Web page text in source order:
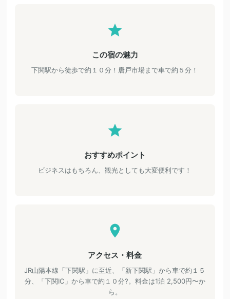
この宿の魅力
下関駅から徒歩で約１０分！唐戸市場まで車で約５分！
おすすめポイント
ビジネスはもちろん、観光としても大変便利です！
アクセス・料金
JR山陽本線「下関駅」に至近、「新下関駅」から車で約１５
分、「下関IC」から車で約１０分?。料金は1泊 2,500円〜か
ら。